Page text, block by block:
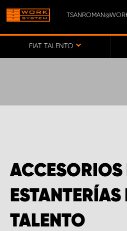
FIAT TALENTO
ACCESORIOS
ESTANTERÍAS
TALENTO
ENCUENTRE
CERCA DE